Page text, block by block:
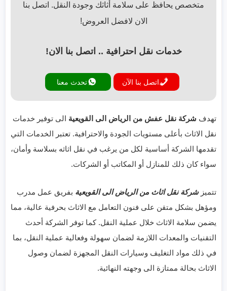
متخصص يحافظ على سلامة أثاثك وجودة النقل. اتصل بنا
الان لافضل العروض!
خدمات نقل احترافية .. اتصل بنا الان!
اتصل بنا الآن تحدث معنا
تهدف شركة نقل عفش من الرياض الى القويعية الى توفير خدمات
نقل الاثاث بأعلى مستويات الجودة والاحترافية. تعتبر الخدمات التي
تقدمها الشركة أساسية لكل من يرغب في نقل اثاثه بسلاسة وأمان،
سواء كان ذلك للمنازل أو المكاتب أو الشركات.
تتميزشركة نقل اثاث من الرياض الى القويعية بفريق عمل مدرب
ومؤهل بشكل متقن على فنون التعامل مع الاثاث بحرفية عالية، مما
يضمن سلامة الاثاث خلال عملية النقل. كما توفر الشركة أحدث
التقنيات والمعدات اللازمة لضمان سهولة وفعالية عملية النقل، بما
في ذلك مواد التغليف وسيارات النقل المجهزة لضمان وصول
الاثاث بحالة ممتازة الى وجهته النهائية.